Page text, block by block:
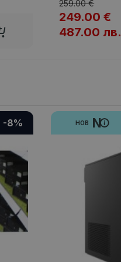
259.00 €
249.00 €
487.00 лв.
-8% НОВ N